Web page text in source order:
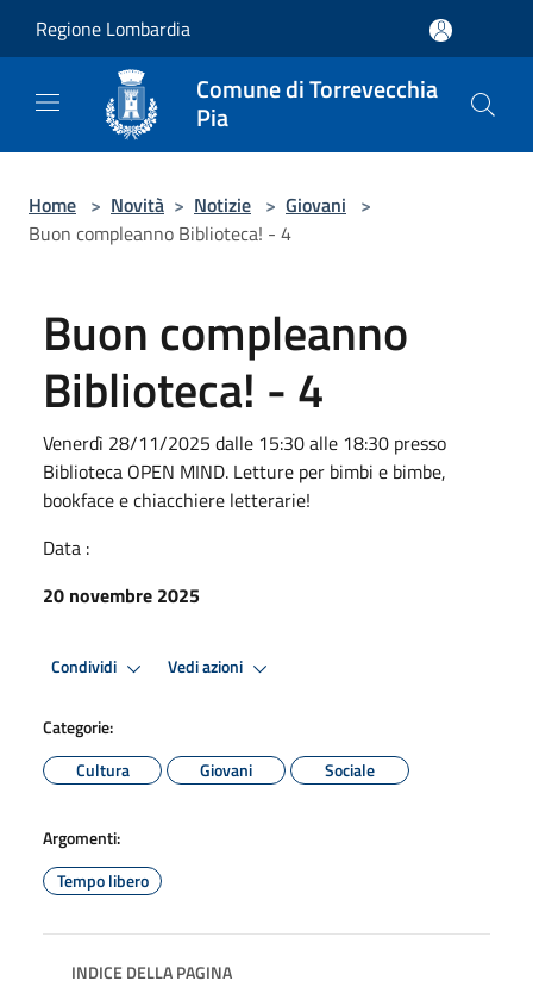
Regione Lombardia
Comune di Torrevecchia
Pia
Home > Novità > Notizie > Giovani >
Buon compleanno Biblioteca! - 4
Buon compleanno
Biblioteca! - 4
Venerdì 28/11/2025 dalle 15:30 alle 18:30 presso
Biblioteca OPEN MIND. Letture per bimbi e bimbe,
bookface e chiacchiere letterarie!
Data :
20 novembre 2025
Condividi Vedi azioni
Categorie:
Cultura
Giovani Sociale
Argomenti:
Tempo libero
INDICE DELLA PAGINA